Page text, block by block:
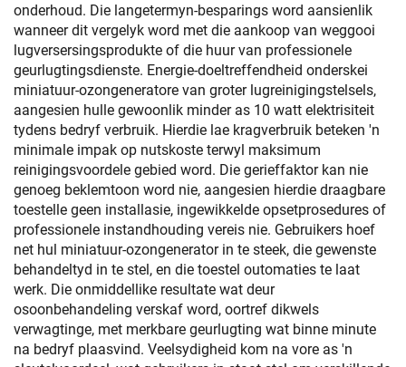
onderhoud. Die langetermyn-besparings word aansienlik
wanneer dit vergelyk word met die aankoop van weggooi
lugversersingsprodukte of die huur van professionele
geurlugtingsdienste. Energie-doeltreffendheid onderskei
miniatuur-ozongeneratore van groter lugreinigingstelsels,
aangesien hulle gewoonlik minder as 10 watt elektrisiteit
tydens bedryf verbruik. Hierdie lae kragverbruik beteken 'n
minimale impak op nutskoste terwyl maksimum
reinigingsvoordele gebied word. Die gerieffaktor kan nie
genoeg beklemtoon word nie, aangesien hierdie draagbare
toestelle geen installasie, ingewikkelde opsetprosedures of
professionele instandhouding vereis nie. Gebruikers hoef
net hul miniatuur-ozongenerator in te steek, die gewenste
behandeltyd in te stel, en die toestel outomaties te laat
werk. Die onmiddellike resultate wat deur
osoonbehandeling verskaf word, oortref dikwels
verwagtinge, met merkbare geurlugting wat binne minute
na bedryf plaasvind. Veelsydigheid kom na vore as 'n